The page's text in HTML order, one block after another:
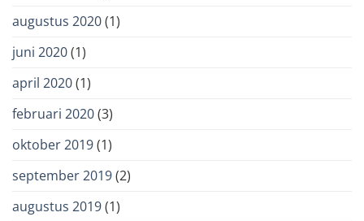
augustus 2020(1)
juni 2020(1)
april 2020(1)
februari 2020(3)
oktober 2019(1)
september 2019(2)
augustus 2019(1)